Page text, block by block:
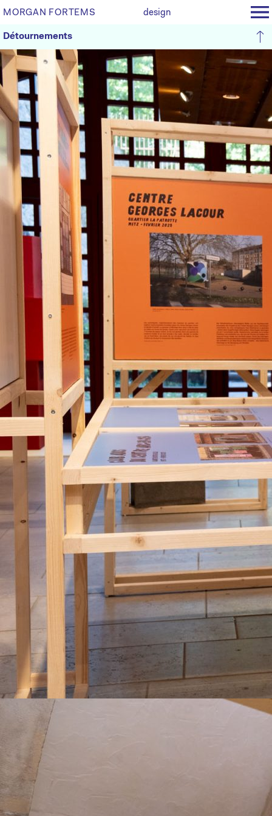
MORGAN FORTEMS design
Détournements